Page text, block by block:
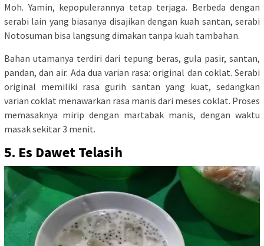
Moh. Yamin, kepopulerannya tetap terjaga. Berbeda dengan
serabi lain yang biasanya disajikan dengan kuah santan, serabi
Notosuman bisa langsung dimakan tanpa kuah tambahan.
Bahan utamanya terdiri dari tepung beras, gula pasir, santan,
pandan, dan air. Ada dua varian rasa: original dan coklat. Serabi
original memiliki rasa gurih santan yang kuat, sedangkan
varian coklat menawarkan rasa manis dari meses coklat. Proses
memasaknya mirip dengan martabak manis, dengan waktu
masak sekitar 3 menit.
5. Es Dawet Telasih